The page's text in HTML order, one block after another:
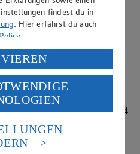
3 von 5 Sternen
4
findest du in
. Hier erfährst du auch
.
Daten in den
willigst du im Sinne
a) DSGVO ein, dass deine
werden. Der EuGH sieht
nach europäischen
Datenschutzniveau an.
Zugriffs durch US-